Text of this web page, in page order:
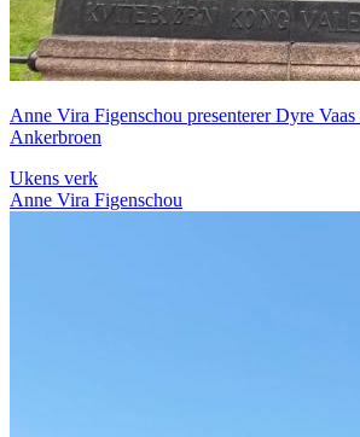
Anne Vira Figenschou presenterer Dyre
Ankerbroen
Ukens verk
Anne Vira Figenschou